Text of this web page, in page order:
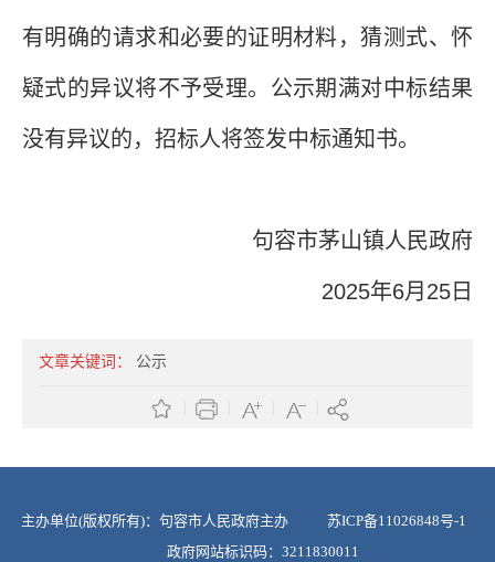
有明确的请求和必要的证明材料，猜测式、怀
疑式的异议将不予受理。公示期满对中标结果
没有异议的，招标人将签发中标通知书。
句容市茅山镇人民政府
2025年6月 25 日
文章关键词： 公示
主办单位(版权所有)：句容市人民政府主办 苏ICP备11026848号-1
政府网站标识码：3211830011